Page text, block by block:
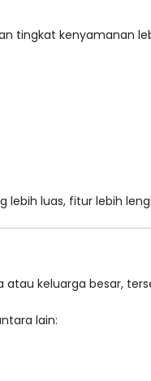
tingkat kenyamanan
luas, fitur lebih
keluarga besar,
lain: